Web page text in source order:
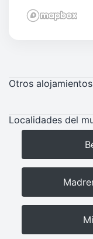
Otros
Localidades del